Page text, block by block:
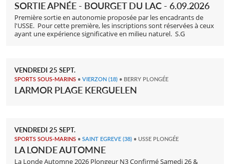
SORTIE APNÉE - BOURGET DU LAC - 6.09.2026
Première sortie en autonomie proposée par les encadrants de
l'USSE. Pour cette première, les inscriptions sont réservées à ceux
ayant une expérience significative en milieu naturel. S.G
VENDREDI 25 SEPT.
SPORTS SOUS-MARINS • VIERZON (18) • BERRY PLONGÉE
LARMOR PLAGE KERGUELEN
VENDREDI 25 SEPT.
SPORTS SOUS-MARINS • SAINT EGREVE (38) • USSE PLONGÉE
LA LONDE AUTOMNE
La Londe Automne 2026 Plongeur N3 Confirmé Samedi 26 &